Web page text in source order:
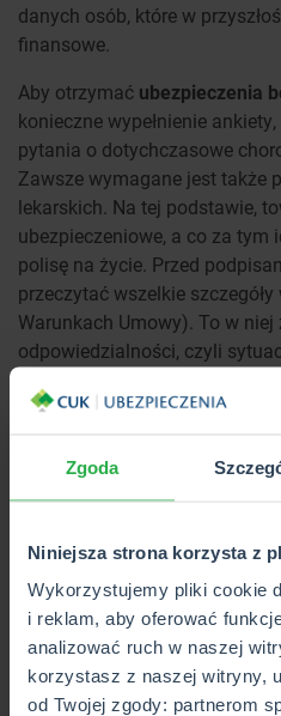
Zgoda
Niniejsza strona korzysta z
Wykorzystujemy pliki cookie
i reklam, aby oferować
analizować ruch w naszej
korzystasz z naszej witryny,
od Twojej zgody: partnerom
danych osób, które w
finansowe.
Aby otrzymać ubezpieczenia
konieczne wypełnienie
pytania o dotychczasowe
Zawsze wymagane jest także
lekarskich. Na tej podstawie,
ubezpieczeniowe, a co za tym
polisę na życie. Przed
przeczytać wszelkie szczegóły
Warunkach Umowy). To w niej
odpowiedzialności, czyli
momencie jego śmierci, jedyny
świadczenia. Zgłasza się do
bezterminowe
na życie.
informacji do sporządzenia
kilka pytań w ankiecie
umowy, zapewnia
wnukowi. Jednocześnie, co
polisę na życie.